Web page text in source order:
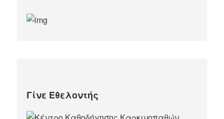
Γίνε Εθελοντής